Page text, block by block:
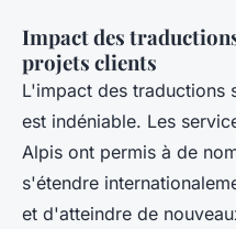
Impact des
projets clients
L'impact des traductions
est indéniable. Les
Alpis ont permis à de
s'étendre
et d'atteindre de